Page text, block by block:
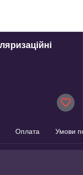
Оплата Умови